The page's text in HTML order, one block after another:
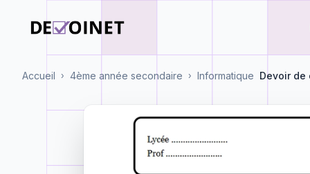
Accueil › 4ème année secondaire › Informatique Devoir de